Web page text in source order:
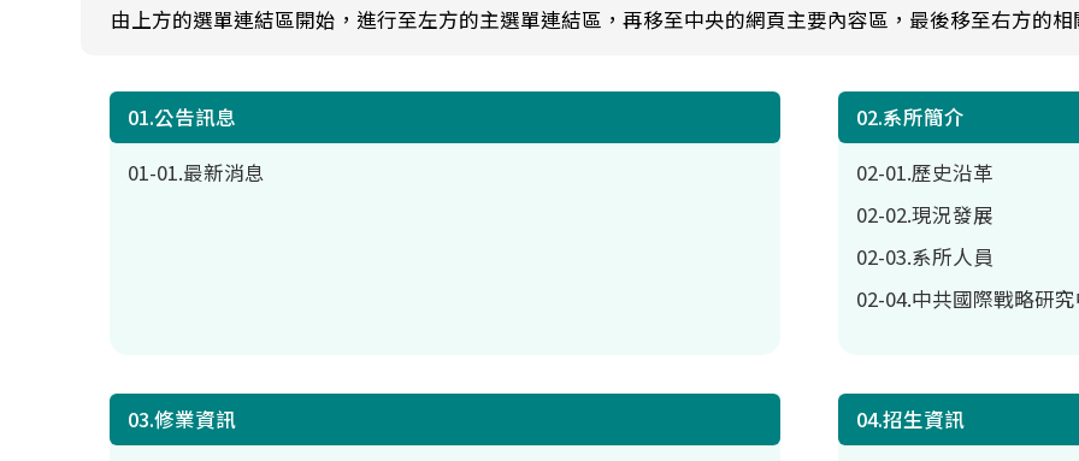
由上方的選單連結區開始，進行至左方的主選單連結區，再移至中央的網頁主要內容區，最後移至右方的相
01.公告訊息
01-01.最新消息
02.系所簡介
02-01.歷史沿革
02-02.現況發展
02-03.系所人員
02-04.中共國際戰略研
03.修業資訊
04.招生資訊